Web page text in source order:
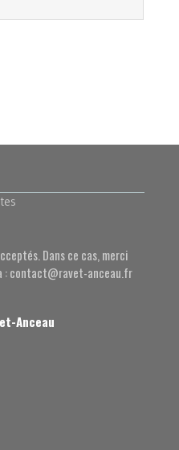
Dans ce cas, merci
: contact@ravet-anceau.fr
Anceau